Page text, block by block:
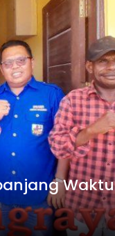
Waktu